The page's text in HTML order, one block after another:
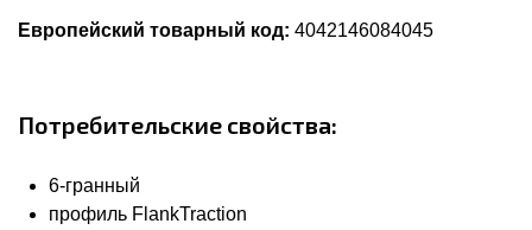
Европейский товарный код: 4042146084045
Потребительские свойства:
6-гранный
профиль FlankTraction